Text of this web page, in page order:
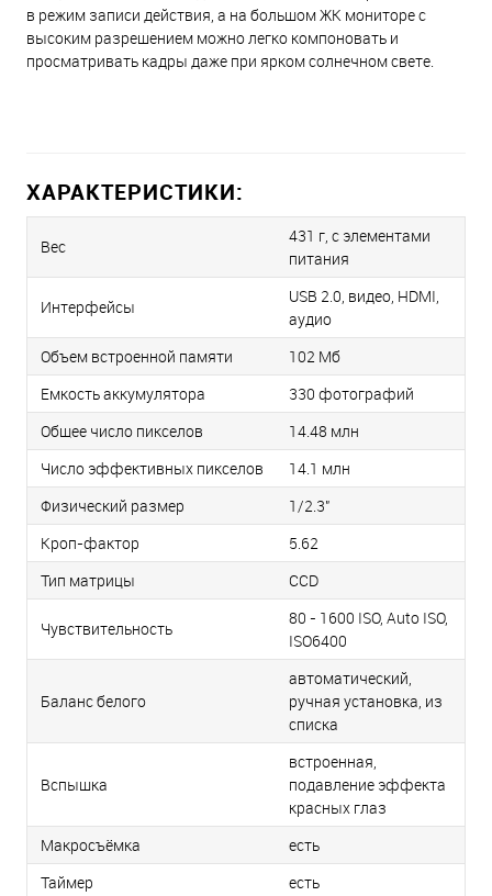
в режим записи действия, а на большом ЖК мониторе с
высоким разрешением можно легко компоновать и
просматривать кадры даже при ярком солнечном свете.
ХАРАКТЕРИСТИКИ:
Вес
431 г, с элементами
питания
Интерфейсы
USB 2.0, видео, HDMI,
аудио
Объем встроенной памяти
102 Мб
Емкость аккумулятора
330 фотографий
Общее число пикселов
14.48 млн
Число эффективных пикселов
14.1 млн
Физический размер
1/2.3"
Кроп-фактор
5.62
Тип матрицы
СCD
Чувствительность
80 - 1600 ISO, Auto ISO,
ISO6400
Баланс белого
автоматический,
ручная установка, из
списка
Вспышка
встроенная,
подавление эффекта
красных глаз
Макросъёмка
есть
Таймер
есть